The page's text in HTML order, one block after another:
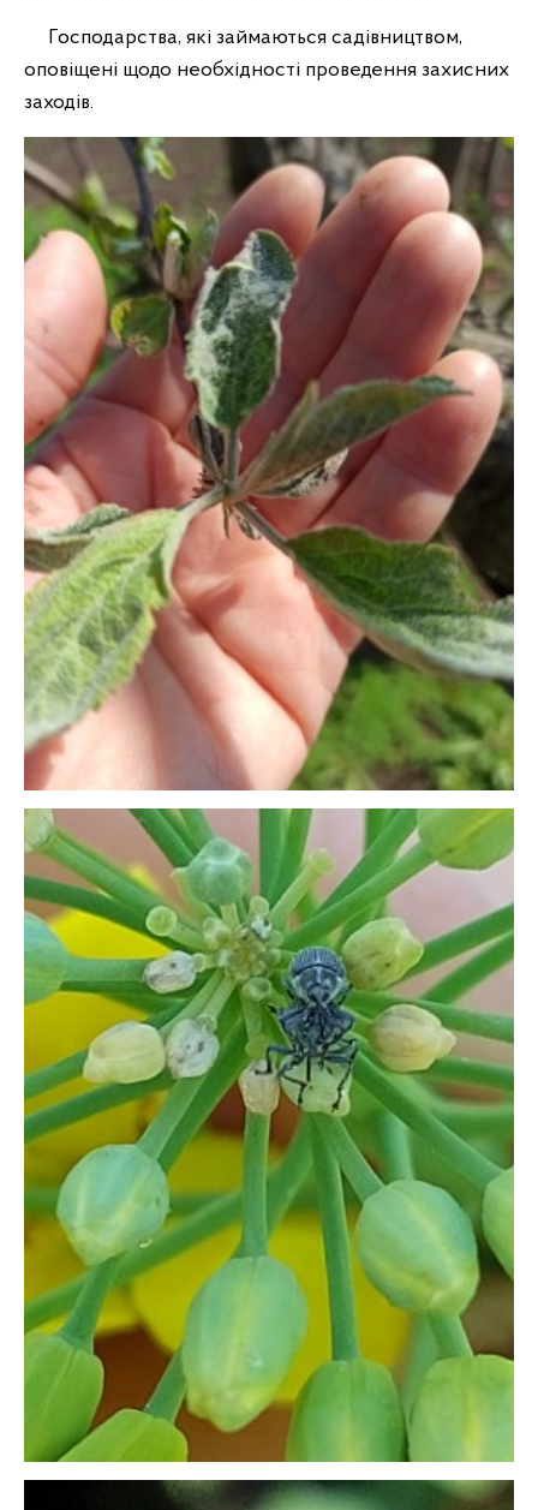
Господарства, які займаються садівництвом,
оповіщені щодо необхідності проведення захисних
заходів.